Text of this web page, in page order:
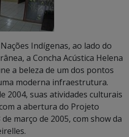
Indígenas, ao lado do
a Concha Acústica Helena
a beleza de um dos pontos
moderna infraestrutura.
2004, suas atividades culturais
a abertura do Projeto
março de 2005, com show da